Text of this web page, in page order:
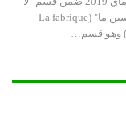
فابريك سين ما" (La fabrique